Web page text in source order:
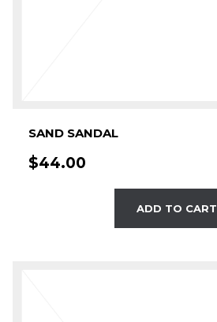
SAND SANDAL
$44.00
ADD TO CART